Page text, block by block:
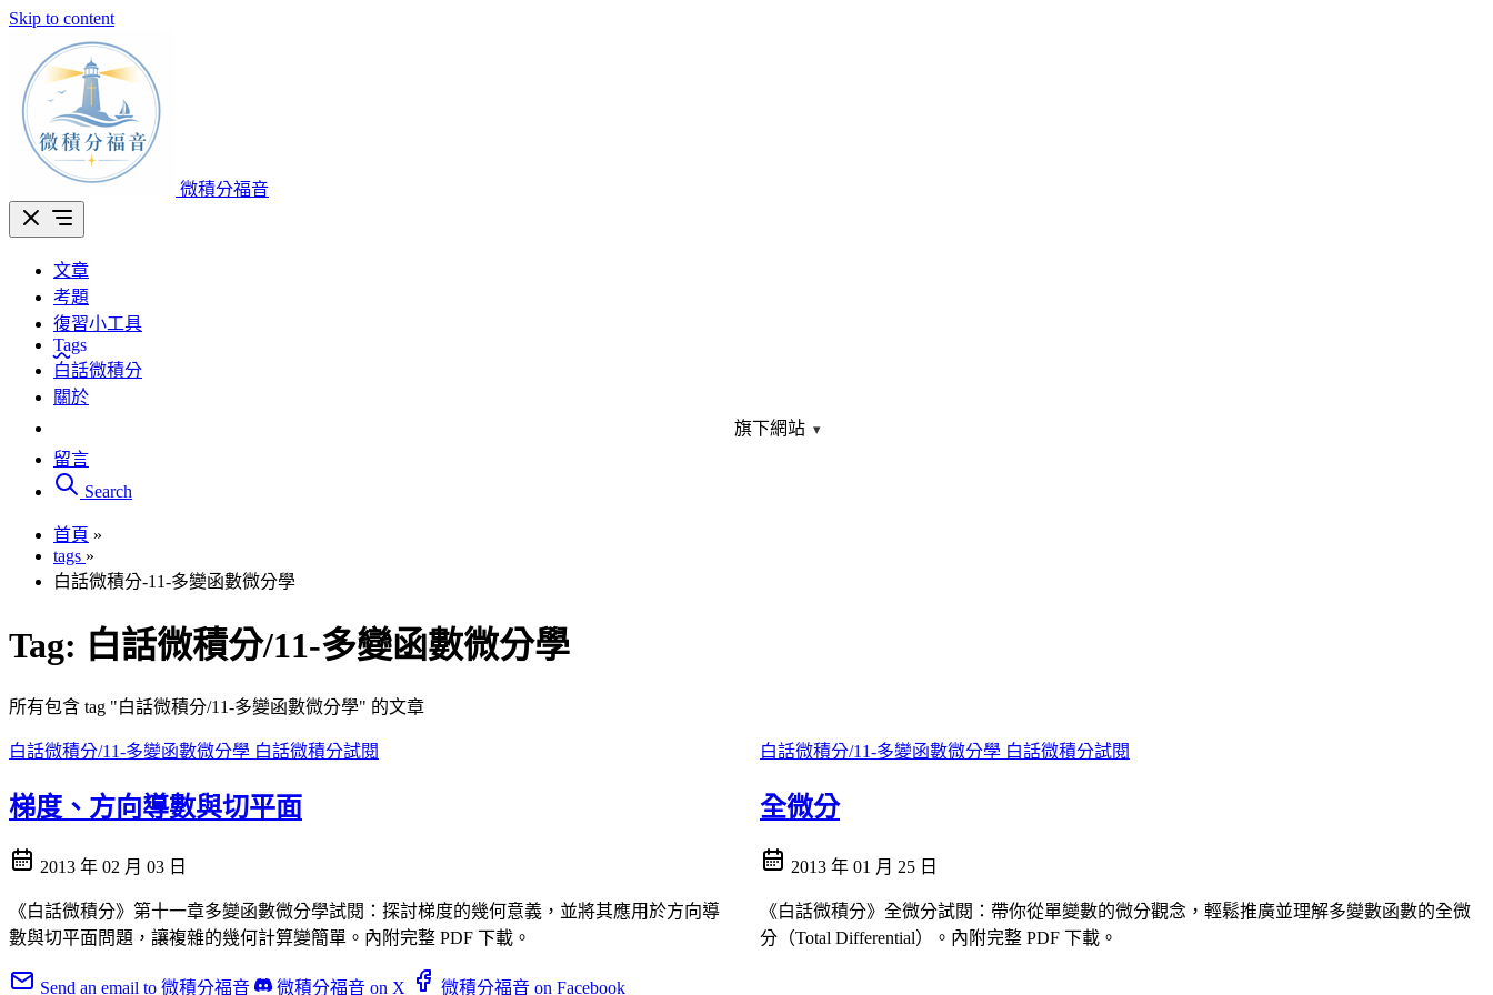
Skip to content
微積分福音
文章
考題
復習小工具
Tags
白話微積分
關於
旗下網站 ▾
留言
Search
首頁 »
tags »
白話微積分-11-多變函數微分學
Tag: 白話微積分/11-多變函數微分學
所有包含 tag "白話微積分/11-多變函數微分學" 的文章
白話微積分/11-多變函數微分學 白話微積分試閱
梯度、方向導數與切平面
2013 年 02 月 03 日
《白話微積分》第十一章多變函數微分學試閱：探討梯度的幾何意義，並將其應用於方向導
數與切平面問題，讓複雜的幾何計算變簡單。內附完整 PDF 下載。
白話微積分/11-多變函數微分學 白話微積分試閱
全微分
2013 年 01 月 25 日
《白話微積分》全微分試閱：帶你從單變數的微分觀念，輕鬆推廣並理解多變數函數的全微
分（Total Differential）。內附完整 PDF 下載。
Send an email to 微積分福音 微積分福音 on X 微積分福音 on Facebook